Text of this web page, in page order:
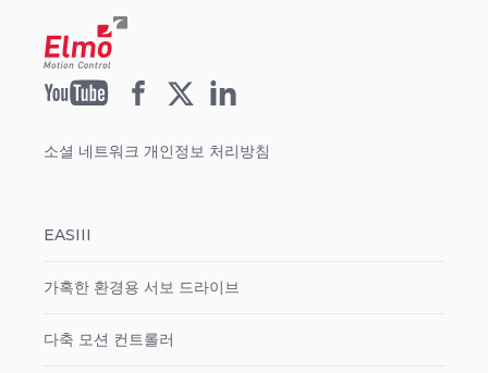
소셜 네트워크 개인정보 처리방침
EASIII
가혹한 환경용 서보 드라이브
다축 모션 컨트롤러